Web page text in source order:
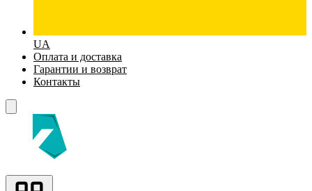
UA
Оплата и доставка
Гарантии и возврат
Контакты